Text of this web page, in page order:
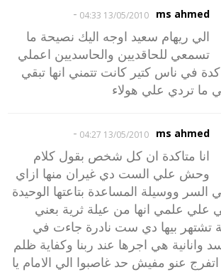
ms ahmed
13/05/2010 04:33
-
الي ريهام سعيد اوجه اليك نصيحة ما
تسمعي للحاقديين والحاسديين اعملي
في ناس كتير كانت تتمني انها تبقي
ما تردي علي هولاء
ms ahmed
13/05/2010 04:27
-
انا متاكدة ان كل شخص بقول كلام
وحش علي الست دي غيران منها ازاي
ووسيلة المساعدة بتاعتها الوحيدة
علي علمي انها من عيلة ثرية بعني
بيها دي ست نادرة جاءت في
هي اجرها عند ربنا وكفاية ظلم
عنو مفيش حد غاصبوا الي الامام يا